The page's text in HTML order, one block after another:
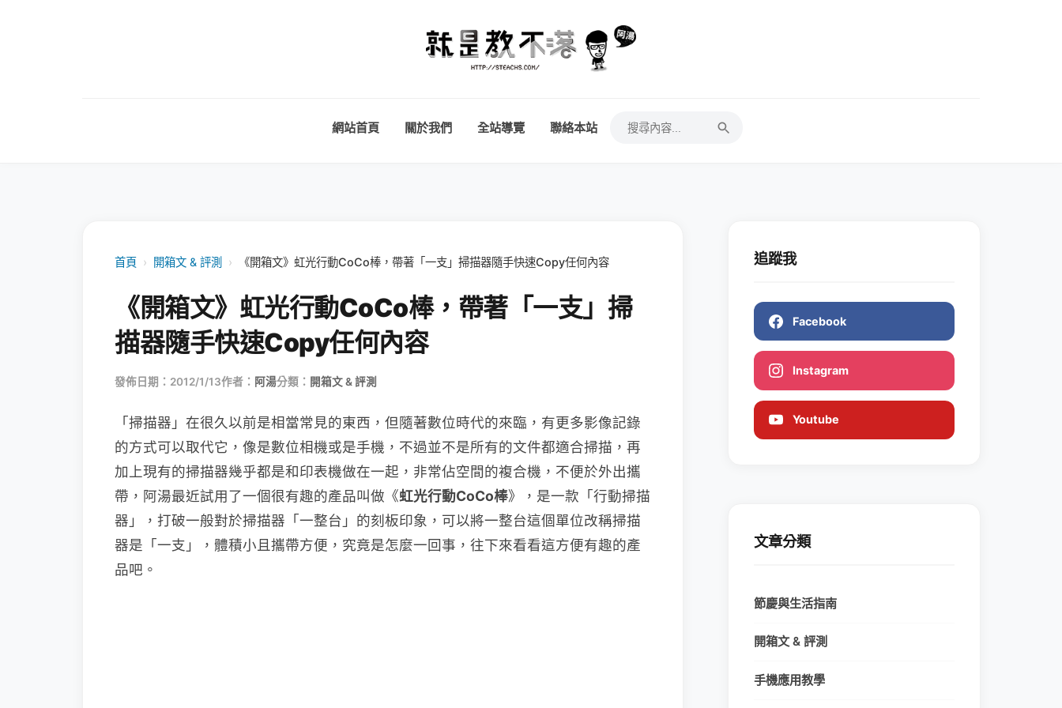
網站首頁 關於我們 全站導覽 聯絡本站
首頁 › 開箱文 & 評測 › 《開箱文》虹光行動CoCo棒，帶著「一支」掃描器隨手快速Copy任何內容
《開箱文》虹光行動CoCo棒，帶著「一支」掃
描器隨手快速Copy任何內容
發佈日期：2012/1/13作者： 阿湯分類： 開箱文 & 評測
「掃描器」在很久以前是相當常見的東西，但隨著數位時代的來臨，有更多影像記錄
的方式可以取代它，像是數位相機或是手機，不過並不是所有的文件都適合掃描，再
加上現有的掃描器幾乎都是和印表機做在一起，非常佔空間的複合機，不便於外出攜
帶，阿湯最近試用了一個很有趣的產品叫做《虹光行動CoCo棒》，是一款「行動掃描
器」，打破一般對於掃描器「一整台」的刻板印象，可以將一整台這個單位改稱掃描
器是「一支」，體積小且攜帶方便，究竟是怎麼一回事，往下來看看這方便有趣的產
品吧。
追蹤我
Facebook
Instagram
Youtube
文章分類
節慶與生活指南
開箱文 & 評測
手機應用教學